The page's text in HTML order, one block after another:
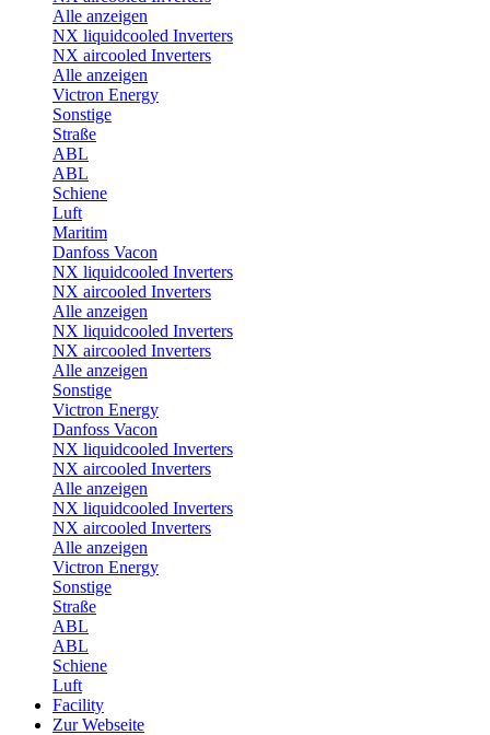
Alle anzeigen
NX liquidcooled Inverters
NX aircooled Inverters
Alle anzeigen
Victron Energy
Sonstige
Straße
ABL
ABL
Schiene
Luft
Maritim
Danfoss Vacon
NX liquidcooled Inverters
NX aircooled Inverters
Alle anzeigen
NX liquidcooled Inverters
NX aircooled Inverters
Alle anzeigen
Sonstige
Victron Energy
Danfoss Vacon
NX liquidcooled Inverters
NX aircooled Inverters
Alle anzeigen
NX liquidcooled Inverters
NX aircooled Inverters
Alle anzeigen
Victron Energy
Sonstige
Straße
ABL
ABL
Schiene
Luft
Facility
Zur Webseite